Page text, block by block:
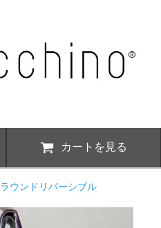
カートを見る
ラウンドリバーシブル